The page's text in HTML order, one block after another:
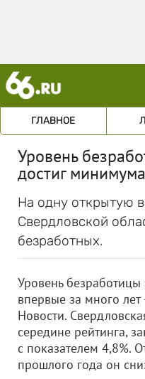
ГЛАВНОЕ
Уровень
достиг минимума
На одну открытую
Свердловской
безработных.
Уровень
впервые за много
Новости.
середине рейтинга,
с показателем 4,8%.
прошлого года он